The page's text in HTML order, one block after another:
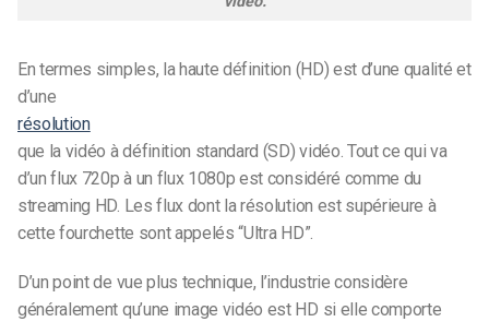
En termes simples, la haute définition (HD) est d’une qualité et
d’une
résolution
que la vidéo à définition standard (SD) vidéo. Tout ce qui va
d’un flux 720p à un flux 1080p est considéré comme du
streaming HD. Les flux dont la résolution est supérieure à
cette fourchette sont appelés “Ultra HD”.
D’un point de vue plus technique, l’industrie considère
généralement qu’une image vidéo est HD si elle comporte